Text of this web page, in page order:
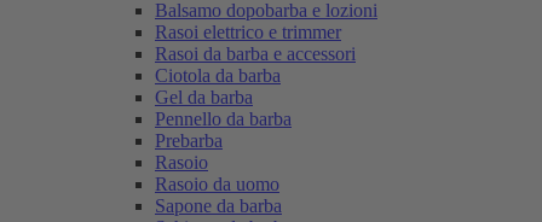
Balsamo dopobarba e lozioni
Rasoi elettrico e trimmer
Rasoi da barba e accessori
Ciotola da barba
Gel da barba
Pennello da barba
Prebarba
Rasoio
Rasoio da uomo
Sapone da barba